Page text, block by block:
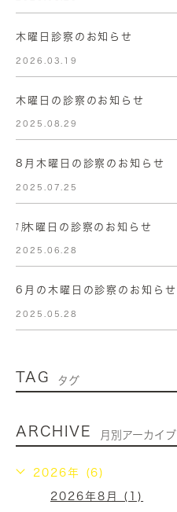
木曜日診察のお知らせ
2026.03.19
木曜日の診察のお知らせ
2025.08.29
8月木曜日の診察のお知らせ
2025.07.25
㋆木曜日の診察のお知らせ
2025.06.28
6月の木曜日の診察のお知らせ
2025.05.28
TAG タグ
ARCHIVE 月別アーカイブ
2026年 (6)
2026年8月 (1)